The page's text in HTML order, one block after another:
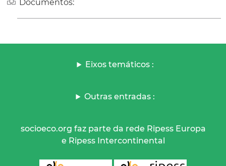
Documentos:
Eixos temáticos :
Outras entradas :
socioeco.org faz parte da rede Ripess Europa
e Ripess Intercontinental